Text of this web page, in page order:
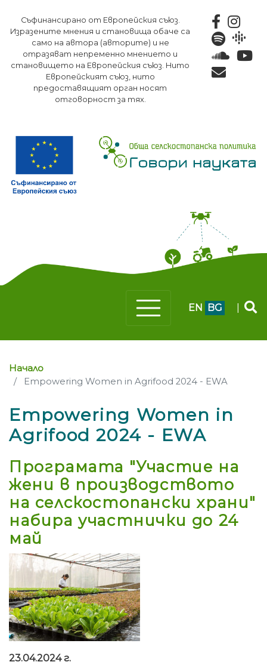
към
основното
съдържание
Съфинансирано от Европейския съюз.
Изразените мнения и становища обаче са
само на автора (авторите) и не
отразяват непременно мнението и
становището на Европейския съюз. Нито
Европейският съюз, нито
предоставящият орган носят
отговорност за тях.
EN BG
Начало
Empowering Women in Agrifood 2024 - EWA
Empowering Women in
Agrifood 2024 - EWA
Програмата "Участие на
жени в производството
на селскостопански храни"
набира участнички до 24
май
23.04.2024 г.